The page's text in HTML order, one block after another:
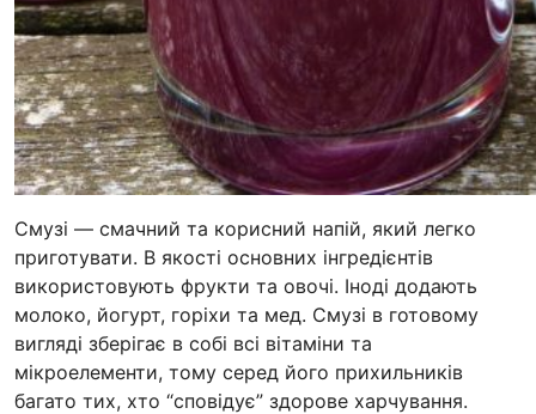
Смузі — смачний та корисний напій, який легко
приготувати. В якості основних інгредієнтів
використовують фрукти та овочі. Іноді додають
молоко, йогурт, горіхи та мед. Смузі в готовому
вигляді зберігає в собі всі вітаміни та
мікроелементи, тому серед його прихильників
багато тих, хто “сповідує” здорове харчування.